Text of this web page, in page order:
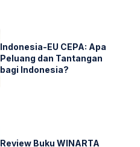
Indonesia-EU CEPA: Apa
Peluang dan Tantangan
bagi Indonesia?
Review Buku WINARTA